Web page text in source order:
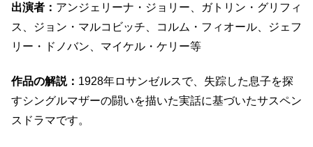
出演者： アンジェリーナ・ジョリー、ガトリン・グリフィ
ス、ジョン・マルコビッチ、コルム・フィオール、ジェフ
リー・ドノバン、マイケル・ケリー等
作品の解説： 1928年ロサンゼルスで、失踪した息子を探
すシングルマザーの闘いを描いた実話に基づいたサスペン
スドラマです。